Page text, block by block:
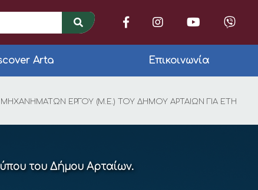
Arta Επικοινωνία
ΕΡΓΟΥ (Μ.Ε.) ΤΟΥ ΔΗΜΟΥ ΑΡΤΑΙΩΝ ΓΙΑ ΕΤΗ
του Δήμου Αρταίων.